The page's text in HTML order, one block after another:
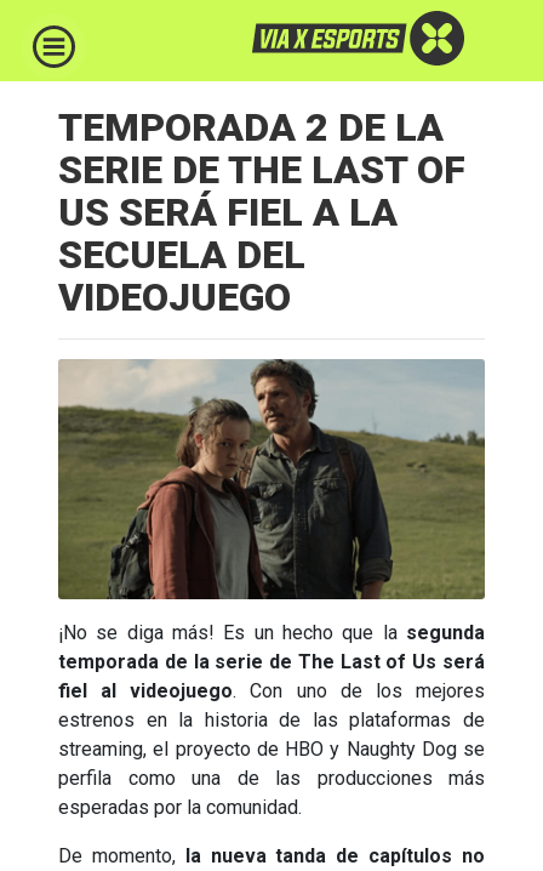
TEMPORADA 2 DE LA
SERIE DE THE LAST OF
US SERÁ FIEL A LA
SECUELA DEL
VIDEOJUEGO
¡No se diga más! Es un hecho que la segunda
temporada de la serie de The Last of Us será
fiel al videojuego. Con uno de los mejores
estrenos en la historia de las plataformas de
streaming, el proyecto de HBO y Naughty Dog se
perfila como una de las producciones más
esperadas por la comunidad.
De momento,la nueva tanda de capítulos no